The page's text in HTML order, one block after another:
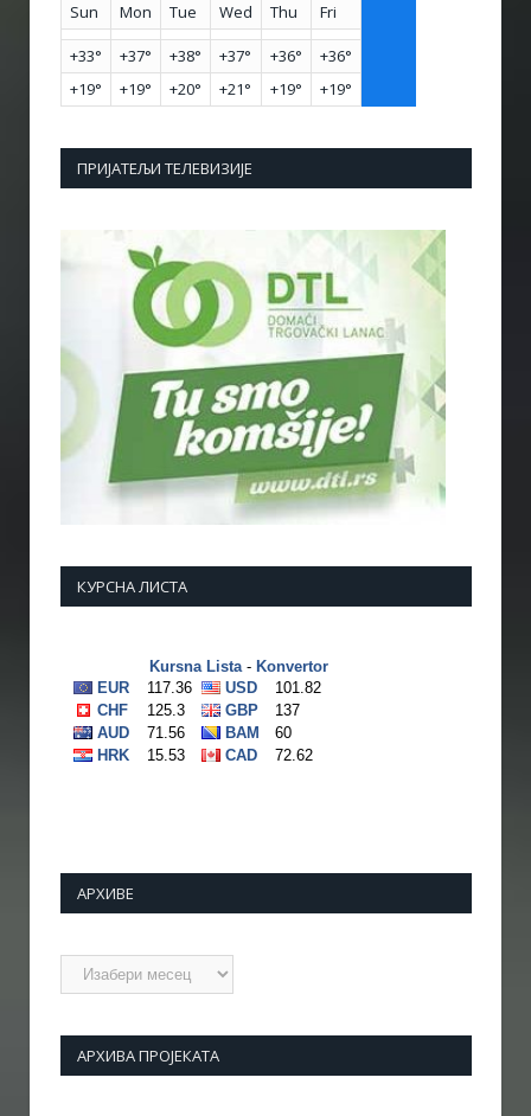
Sun
Mon Tue Wed Thu Fri
+33° +37° +38° +37° +36° +36°
+19° +19° +20° +21° +19° +19°
ПРИЈАТЕЉИ ТЕЛЕВИЗИЈЕ
КУРСНА ЛИСТА
АРХИВЕ
Архиве
АРХИВА ПРОЈЕКАТА